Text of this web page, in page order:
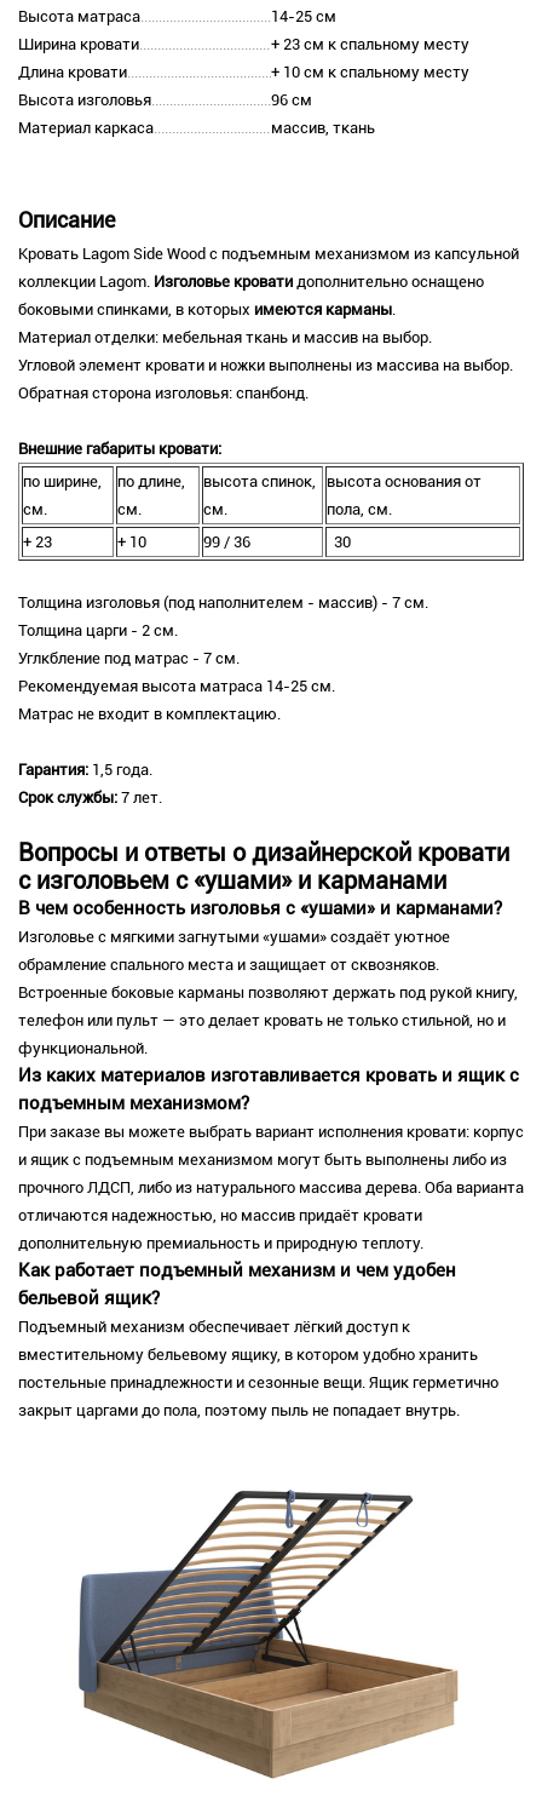
Высота матраса
14-25 см
Ширина кровати
+ 23 см к спальному месту
Длина кровати
+ 10 см к спальному месту
Высота изголовья
96 см
Материал каркаса
массив, ткань
Описание
Кровать Lagom Side Wood с подъемным механизмом из капсульной
коллекции Lagom. Изголовье кровати дополнительно оснащено
боковыми спинками, в которых имеются карманы.
Материал отделки: мебельная ткань и массив на выбор.
Угловой элемент кровати и ножки выполнены из массива на выбор.
Обратная сторона изголовья: спанбонд.
Внешние габариты кровати:
по ширине,
см.
по длине,
см.
высота спинок,
см.
высота основания от
пола, см.
+ 23
+ 10 99 / 36 30
Толщина изголовья (под наполнителем - массив) - 7 см.
Толщина царги - 2 см.
Углкбление под матрас - 7 см.
Рекомендуемая высота матраса 14-25 см.
Матрас не входит в комплектацию.
Гарантия: 1,5 года.
Срок службы: 7 лет.
Вопросы и ответы о дизайнерской кровати
с изголовьем с «ушами» и карманами
В чем особенность изголовья с «ушами» и карманами?
Изголовье с мягкими загнутыми «ушами» создаёт уютное
обрамление спального места и защищает от сквозняков.
Встроенные боковые карманы позволяют держать под рукой книгу,
телефон или пульт — это делает кровать не только стильной, но и
функциональной.
Из каких материалов изготавливается кровать и ящик с
подъемным механизмом?
При заказе вы можете выбрать вариант исполнения кровати: корпус
и ящик с подъемным механизмом могут быть выполнены либо из
прочного ЛДСП, либо из натурального массива дерева. Оба варианта
отличаются надежностью, но массив придаёт кровати
дополнительную премиальность и природную теплоту.
Как работает подъемный механизм и чем удобен
бельевой ящик?
Подъемный механизм обеспечивает лёгкий доступ к
вместительному бельевому ящику, в котором удобно хранить
постельные принадлежности и сезонные вещи. Ящик герметично
закрыт царгами до пола, поэтому пыль не попадает внутрь.